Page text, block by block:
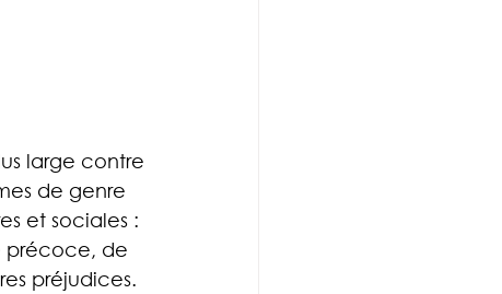
large contre
de genre
et sociales :
précoce, de
préjudices.